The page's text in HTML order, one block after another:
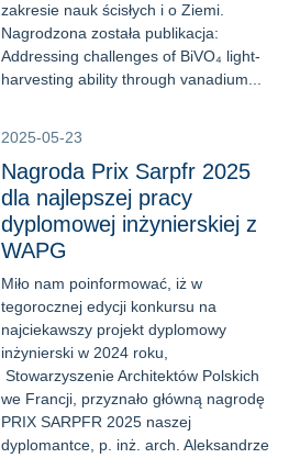
zakresie nauk ścisłych i o Ziemi.
Nagrodzona została publikacja:
Addressing challenges of BiVO₄ light-
harvesting ability through vanadium...
2025-05-23
Nagroda Prix Sarpfr 2025
dla najlepszej pracy
dyplomowej inżynierskiej z
WAPG
Miło nam poinformować, iż w
tegorocznej edycji konkursu na
najciekawszy projekt dyplomowy
inżynierski w 2024 roku,
Stowarzyszenie Architektów Polskich
we Francji, przyznało główną nagrodę
PRIX SARPFR 2025 naszej
dyplomantce, p. inż. arch. Aleksandrze